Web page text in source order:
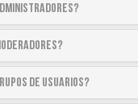
de Usuarios?